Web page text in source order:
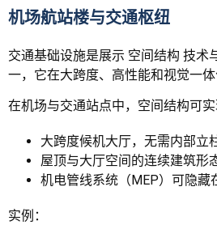
机场航站楼与交通枢纽
交通基础设施是展示 空间结构 技术
一，它在大跨度、高性能和视觉一体
在机场与交通站点中，空间结构可实
大跨度候机大厅，无需内部立
屋顶与大厅空间的连续建筑形
机电管线系统（MEP）可隐藏
实例：